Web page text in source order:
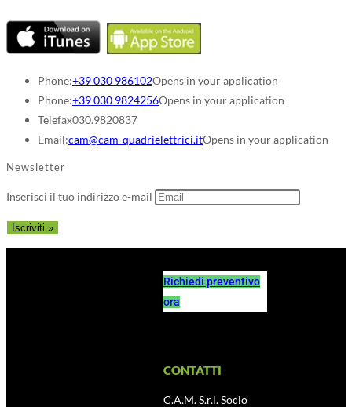
Phone:+39 030 986102Opens in your application
Phone:+39 030 9824256Opens in your application
Telefax030.9820837
Email:cam@cam-quadrielettrici.itOpens in your application
Newsletter
Inserisci il tuo indirizzo e-mail
Richiedi preventivo
ora
CONTATTI
C.A.M. S.r.l. Socio